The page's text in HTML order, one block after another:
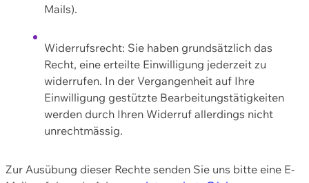
Mails).
Widerrufsrecht: Sie haben grundsätzlich das
Recht, eine erteilte Einwilligung jederzeit zu
widerrufen. In der Vergangenheit auf Ihre
Einwilligung gestützte Bearbeitungstätigkeiten
werden durch Ihren Widerruf allerdings nicht
unrechtmässig.
Zur Ausübung dieser Rechte senden Sie uns bitte eine E-